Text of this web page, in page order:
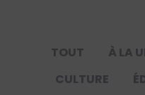
TOUT À LA
CULTURE